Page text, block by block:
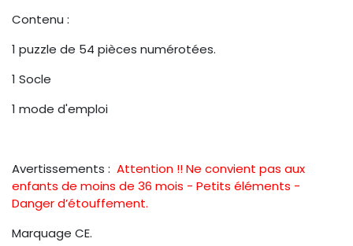
Contenu :
1 puzzle de 54 pièces numérotées.
1 Socle
1 mode d'emploi
Avertissements : Attention !! Ne convient pas aux
enfants de moins de 36 mois - Petits éléments -
Danger d’étouffement.
Marquage CE.